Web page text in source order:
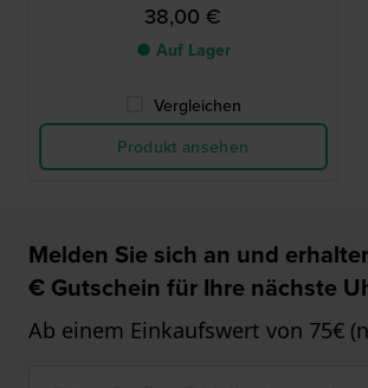
38,00 €
● Auf Lager
Vergleichen
Produkt ansehen
Melden Sie sich an und
€ Gutschein für Ihre nächste
Ab einem Einkaufswert von 75€